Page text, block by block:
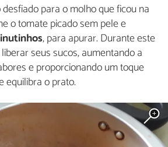
para o molho que ficou na
o tomate picado sem pele e
, para apurar. Durante este
seus sucos, aumentando a
e proporcionando um toque
equilibra o prato.